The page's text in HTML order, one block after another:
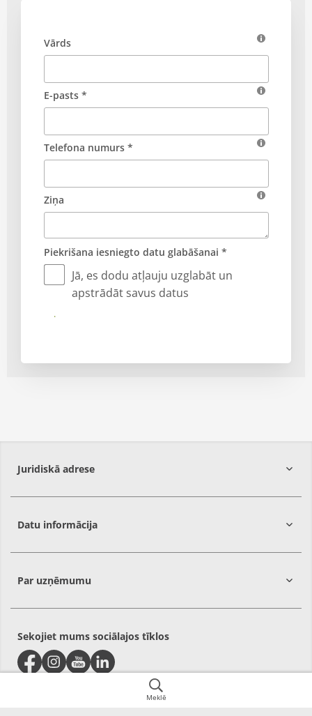
Meklē
Vārds
E-pasts *
Telefona numurs *
Ziņa
Piekrišana iesniegto datu glabāšanai *
Jā, es dodu atļauju uzglabāt un
apstrādāt savus datus
Iesniegt
Juridiskā adrese
Datu informācija
Par uzņēmumu
Sekojiet mums sociālajos tīklos